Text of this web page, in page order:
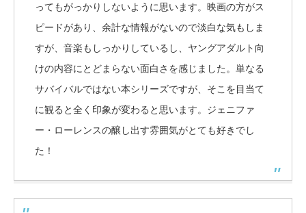
ってもがっかりしないように思います。映画の方がス
ピードがあり、余計な情報がないので淡白な気もしま
すが、音楽もしっかりしているし、ヤングアダルト向
けの内容にとどまらない面白さを感じました。単なる
サバイバルではない本シリーズですが、そこを目当て
に観ると全く印象が変わると思います。ジェニファ
ー・ローレンスの醸し出す雰囲気がとても好きでし
た！